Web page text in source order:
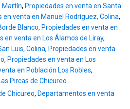
Martín, Propiedades en venta en Santa
en venta en Manuel Rodríguez, Colina,
Blanco, Propiedades en venta en
en venta en Los Álamos de Liray,
Luis, Colina, Propiedades en venta
, Propiedades en venta en Los
en Población Los Robles,
Pircas de Chicureo
Chicureo, Departamentos en venta